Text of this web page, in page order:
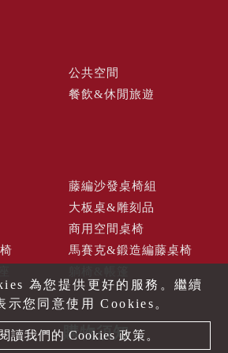
為您提供更好的服務。繼續
示您同意使用 Cookies。
讀我們的 Cookies 政策。
公共空間
餐飲&休閒旅遊
藤編沙發桌椅組
大板桌&雕刻品
商用空間桌椅
馬賽克&鍛造編藤桌椅
購物須知